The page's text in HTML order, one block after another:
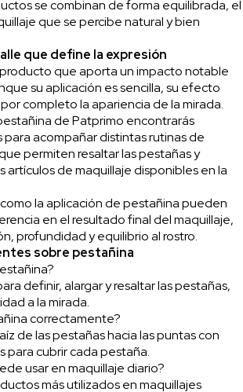
se combinan de forma equilibrada, el
que se percibe natural y bien
que define la expresión
que aporta un impacto notable
su aplicación es sencilla, su efecto
completo la apariencia de la mirada.
de Patprimo encontrarás
acompañar distintas rutinas de
permiten resaltar las pestañas y
artículos de maquillaje disponibles en la
la aplicación de pestañina pueden
en el resultado final del maquillaje,
profundidad y equilibrio al rostro.
sobre pestañina
definir, alargar y resaltar las pestañas,
a la mirada.
correctamente?
de las pestañas hacia las puntas con
para cubrir cada pestaña.
usar en maquillaje diario?
más utilizados en maquillajes